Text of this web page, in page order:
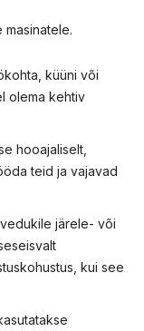
masinatele.
küüni või
olema kehtiv
hooajaliselt,
teid ja vajavad
järele- või
kui see